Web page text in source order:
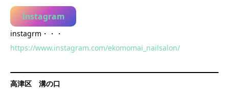
Instagram
instagrm・・・
https://www.instagram.com/ekomomai_nailsalon/
高津区 溝の口